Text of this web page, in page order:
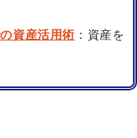
資産活用術 ：資産を